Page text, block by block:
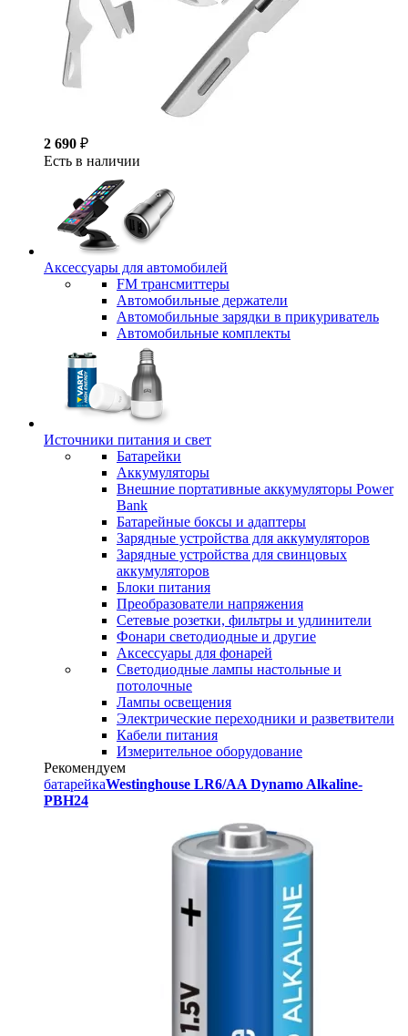
2 690 ₽
Есть в наличии
Аксессуары для автомобилей
FM трансмиттеры
Автомобильные держатели
Автомобильные зарядки в прикуриватель
Автомобильные комплекты
Источники питания и свет
Батарейки
Аккумуляторы
Внешние портативные аккумуляторы Power
Bank
Батарейные боксы и адаптеры
Зарядные устройства для аккумуляторов
Зарядные устройства для свинцовых
аккумуляторов
Блоки питания
Преобразователи напряжения
Сетевые розетки, фильтры и удлинители
Фонари светодиодные и другие
Аксессуары для фонарей
Светодиодные лампы настольные и
потолочные
Лампы освещения
Электрические переходники и разветвители
Кабели питания
Измерительное оборудование
Рекомендуем
батарейкаWestinghouse LR6/AA Dynamo Alkaline-
PBH24